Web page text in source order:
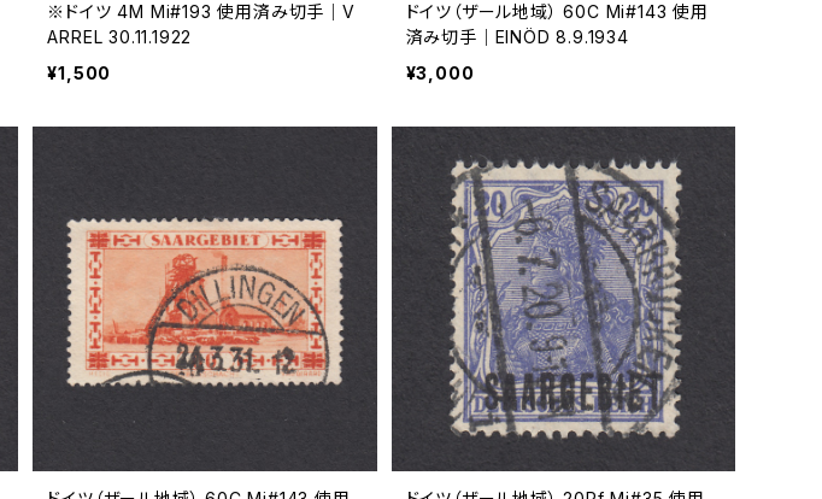
※ドイツ 4M Mi#193 使用済み切手｜V
ARREL 30.11.1922
¥1,500
ドイツ（ザール地域） 60C Mi#143 使用
済み切手｜EINÖD 8.9.1934
¥3,000